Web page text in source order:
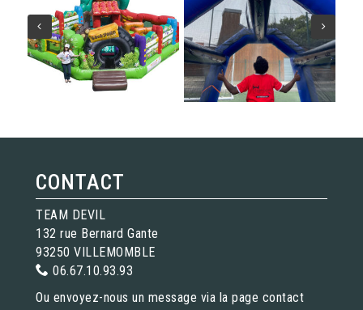
CONTACT
TEAM DEVIL
132 rue Bernard Gante
93250 VILLEMOMBLE
06.67.10.93.93
Ou envoyez-nous un message via la page contact